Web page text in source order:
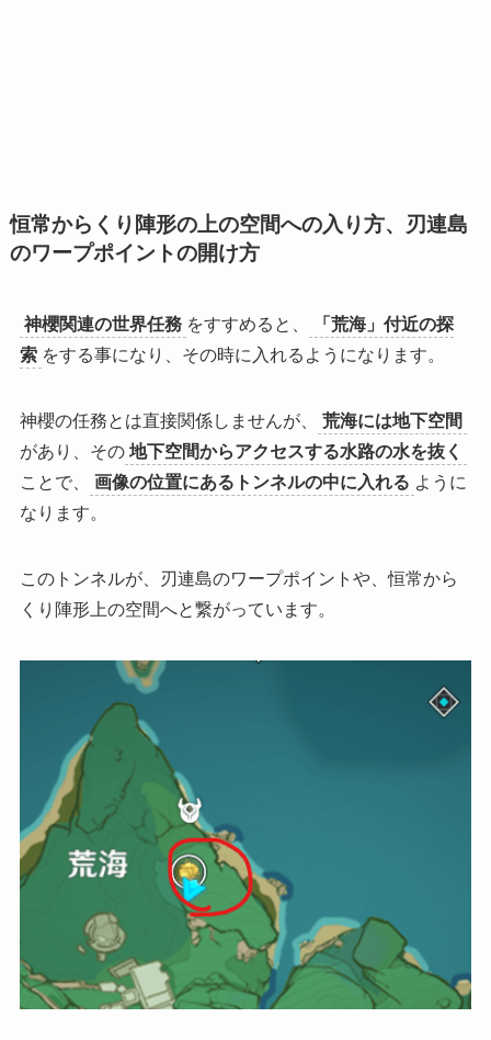
恒常からくり陣形の上の空間への入り方、刃連島
のワープポイントの開け方
神櫻関連の世界任務 をすすめると、
「荒海」付近の探
索 をする事になり、その時に入れるようになります。
神櫻の任務とは直接関係しませんが、
荒海には地下空間
があり、その 地下空間からアクセスする水路の水を抜く
ことで、
画像の位置にあるトンネルの中に入れる ように
なります。
このトンネルが、刃連島のワープポイントや、恒常から
くり陣形上の空間へと繋がっています。